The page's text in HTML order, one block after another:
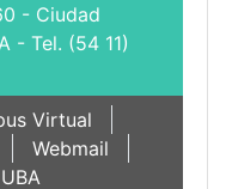
- Ciudad
- Tel. (54 11)
Virtual
Webmail
UBA